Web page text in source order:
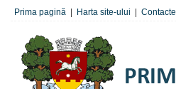
Prima pagină Harta site-ului Contacte